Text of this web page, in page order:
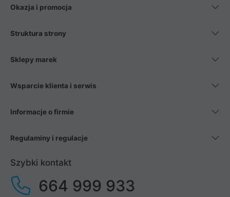
Okazja i promocja
Struktura strony
Sklepy marek
Wsparcie klienta i serwis
Informacje o firmie
Regulaminy i regulacje
Szybki kontakt
664 999 933